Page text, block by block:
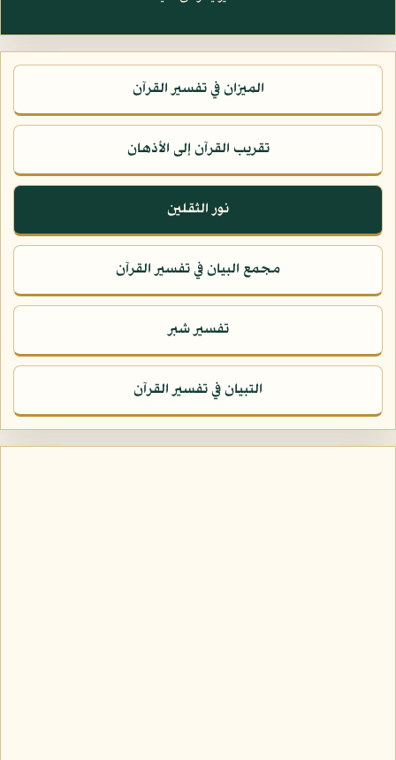
الميزان في تفسير القرآن
تقريب القرآن إلى الأذهان
نور الثقلين
مجمع البيان في تفسير القرآن
تفسير شبر
التبيان في تفسير القرآن